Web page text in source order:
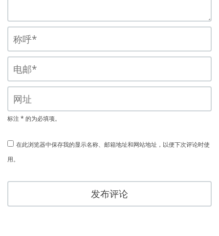
标注 * 的为必填项。
在此浏览器中保存我的显示名称、邮箱地址和网站地址，以便下次评论时使
用。